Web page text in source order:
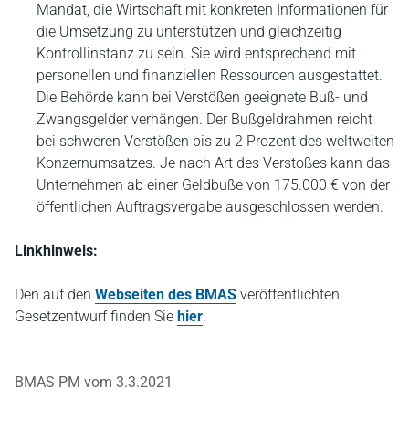
Mandat, die Wirtschaft mit konkreten Informationen für
die Umsetzung zu unterstützen und gleichzeitig
Kontrollinstanz zu sein. Sie wird entsprechend mit
personellen und finanziellen Ressourcen ausgestattet.
Die Behörde kann bei Verstößen geeignete Buß- und
Zwangsgelder verhängen. Der Bußgeldrahmen reicht
bei schweren Verstößen bis zu 2 Prozent des weltweiten
Konzernumsatzes. Je nach Art des Verstoßes kann das
Unternehmen ab einer Geldbuße von 175.000 € von der
öffentlichen Auftragsvergabe ausgeschlossen werden.
Linkhinweis:
Den auf den Webseiten des BMAS veröffentlichten
Gesetzentwurf finden Sie hier.
BMAS PM vom 3.3.2021